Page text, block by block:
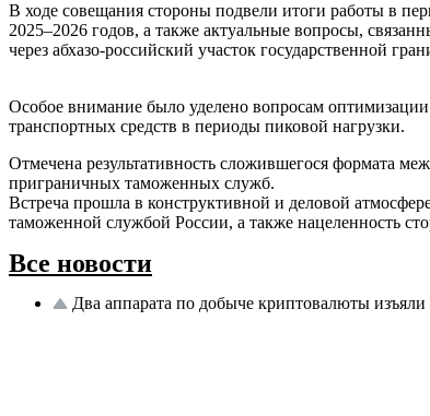
В ходе совещания стороны подвели итоги работы в
2025–2026 годов, а также актуальные вопросы,
через абхазо-российский участок государственной
Особое внимание было уделено вопросам
транспортных средств в периоды пиковой нагрузки.
Отмечена результативность сложившегося формата
приграничных таможенных служб.
Встреча прошла в конструктивной и деловой
таможенной службой России, а также нацеленность
Все новости
Два аппарата по добыче криптовалюты изъяли